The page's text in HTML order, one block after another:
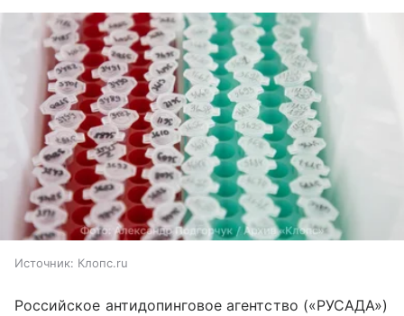
Источник: Клопс.ru
Российское антидопинговое агентство («РУСАДА»)